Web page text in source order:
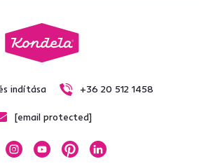
indítása +36 20 512 1458
[email protected]